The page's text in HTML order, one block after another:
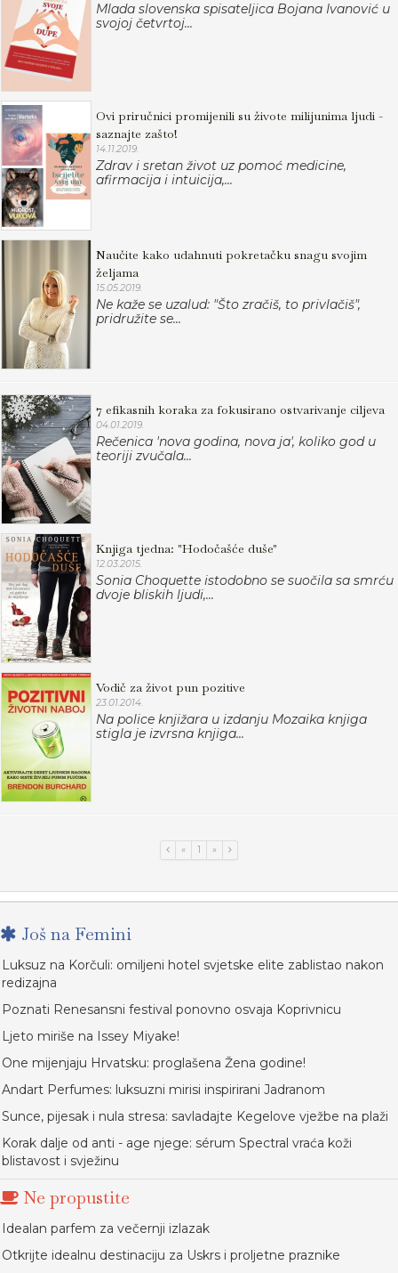
Mlada slovenska spisateljica Bojana Ivanović u
svojoj četvrtoj...
Ovi priručnici promijenili su živote milijunima ljudi -
saznajte zašto!
14.11.2019.
Zdrav i sretan život uz pomoć medicine,
afirmacija i intuicija,...
Naučite kako udahnuti pokretačku snagu svojim
željama
15.05.2019.
Ne kaže se uzalud: "Što zračiš, to privlačiš",
pridružite se...
7 efikasnih koraka za fokusirano ostvarivanje ciljeva
04.01.2019.
Rečenica 'nova godina, nova ja', koliko god u
teoriji zvučala...
Knjiga tjedna: "Hodočašće duše"
12.03.2015.
Sonia Choquette istodobno se suočila sa smrću
dvoje bliskih ljudi,...
Vodič za život pun pozitive
23.01.2014.
Na police knjižara u izdanju Mozaika knjiga
stigla je izvrsna knjiga...
« 1 »
Još na Femini
Luksuz na Korčuli: omiljeni hotel svjetske elite zablistao nakon
redizajna
Poznati Renesansni festival ponovno osvaja Koprivnicu
Ljeto miriše na Issey Miyake!
One mijenjaju Hrvatsku: proglašena Žena godine!
Andart Perfumes: luksuzni mirisi inspirirani Jadranom
Sunce, pijesak i nula stresa: savladajte Kegelove vježbe na plaži
Korak dalje od anti - age njege: sérum Spectral vraća koži
blistavost i svježinu
Ne propustite
Idealan parfem za večernji izlazak
Otkrijte idealnu destinaciju za Uskrs i proljetne praznike